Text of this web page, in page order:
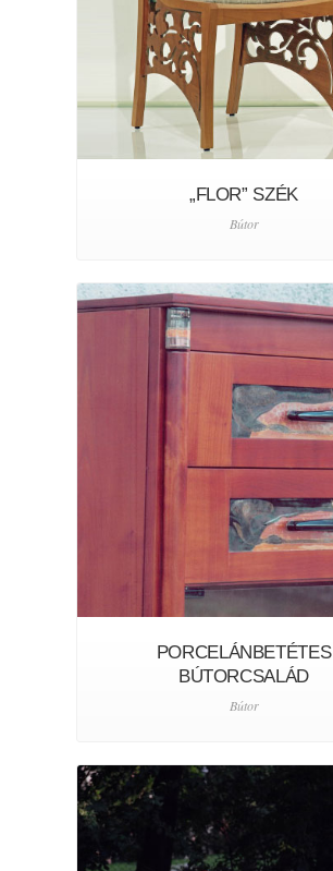
„FLOR” SZÉK
Bútor
PORCELÁNBETÉTES
BÚTORCSALÁD
Bútor